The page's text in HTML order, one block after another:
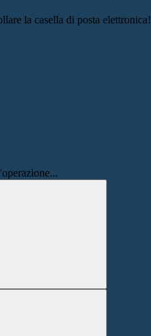
la casella di posta elettronica!